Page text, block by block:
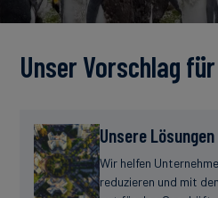
Unser Vorschlag
Unsere Lösungen
Wir helfen
reduzieren und mit